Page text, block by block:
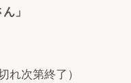
」
れ次第終了）